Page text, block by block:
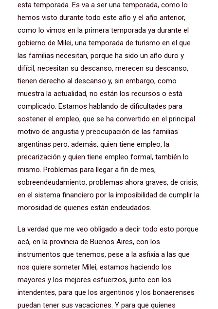
esta temporada. Es va a ser una temporada, como lo
hemos visto durante todo este año y el año anterior,
como lo vimos en la primera temporada ya durante el
gobierno de Milei, una temporada de turismo en el que
las familias necesitan, porque ha sido un año duro y
difícil, necesitan su descanso, merecen su descanso,
tienen derecho al descanso y, sin embargo, como
muestra la actualidad, no están los recursos o está
complicado. Estamos hablando de dificultades para
sostener el empleo, que se ha convertido en el principal
motivo de angustia y preocupación de las familias
argentinas pero, además, quien tiene empleo, la
precarización y quien tiene empleo formal, también lo
mismo. Problemas para llegar a fin de mes,
sobreendeudamiento, problemas ahora graves, de crisis,
en el sistema financiero por la imposibilidad de cumplir la
morosidad de quienes están endeudados.
La verdad que me veo obligado a decir todo esto porque
acá, en la provincia de Buenos Aires, con los
instrumentos que tenemos, pese a la asfixia a las que
nos quiere someter Milei, estamos haciendo los
mayores y los mejores esfuerzos, junto con los
intendentes, para que los argentinos y los bonaerenses
puedan tener sus vacaciones. Y para que quienes